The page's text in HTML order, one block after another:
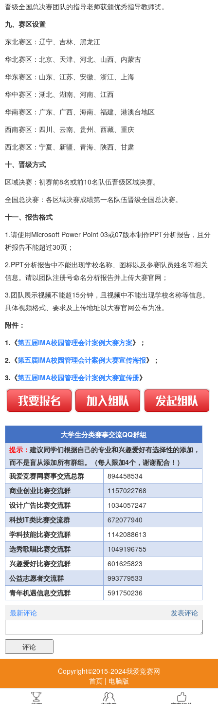
晋级全国总决赛团队的指导老师获颁优秀指导教师奖。
九、赛区设置
东北赛区：辽宁、吉林、黑龙江
华北赛区：北京、天津、河北、山西、内蒙古
华东赛区：山东、江苏、安徽、浙江、上海
华中赛区：湖北、湖南、河南、江西
华南赛区：广东、广西、海南、福建、港澳台地区
西南赛区：四川、云南、贵州、西藏、重庆
西北赛区：宁夏、新疆、青海、陕西、甘肃
十、晋级方式
区域决赛：初赛前8名或前10名队伍晋级区域决赛。
全国总决赛：各区域决赛成绩第一名队伍晋级全国总决赛。
十一、报告格式
1.请使用Microsoft Power Point 03或07版本制作PPT分析报告，且分
析报告不能超过30页；
2.PPT分析报告中不能出现学校名称、图标以及参赛队员姓名等相关
信息。请以团队注册号命名分析报告并上传大赛官网；
3.团队展示视频不能超15分钟，且视频中不能出现学校名称等信息。
具体视频格式、要求及上传地址以大赛官网公布为准。
附件：
1.《第五届IMA校园管理会计案例大赛方案》；
2.《第五届IMA校园管理会计案例大赛宣传海报》；
3.《第五届IMA校园管理会计案例大赛宣传册》
大学生分类赛事交流QQ群组
提示： 建议同学们根据自己的专业和兴趣爱好有选择性的添加，
而不是盲从添加所有群组。（每人限加4个，谢谢配合！）
我爱竞赛网赛事交流总群
894458534
商业创业比赛交流群
1157022768
设计广告比赛交流群
1034057247
科技IT类比赛交流群
672077940
学科技能比赛交流群
1142088613
选秀歌唱比赛交流群
1049196755
兴趣爱好比赛交流群
601625823
公益志愿者交流群
993779533
青年机遇信息交流群
591750236
发表评论
最新评论
Copyright©2015-2024我爱竞赛网
首页 | 电脑版